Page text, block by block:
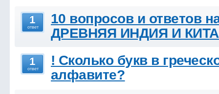
1
ответ
10 вопросов и ответов
ДРЕВНЯЯ ИНДИЯ И
1
ответ
! Сколько букв в
алфавите?